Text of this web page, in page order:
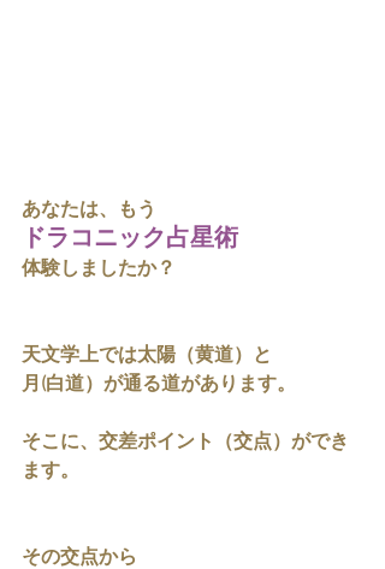
あなたは、もう
ドラコニック占星術
体験しましたか？
天文学上では太陽（黄道）と
月(白道）が通る道があります。
そこに、交差ポイント（交点）ができ
ます。
その交点から